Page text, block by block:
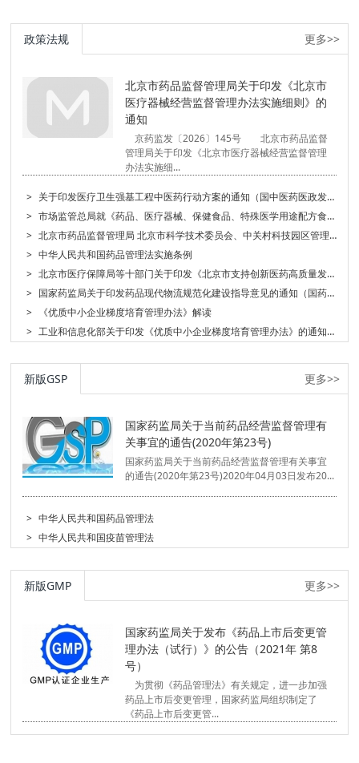
政策法规 更多>>
北京市药品监督管理局关于印发《北京市
医疗器械经营监督管理办法实施细则》的
通知
京药监发〔2026〕145号 北京市药品监督
管理局关于印发《北京市医疗器械经营监督管理
办法实施细...
> 关于印发医疗卫生强基工程中医药行动方案的通知（国中医药医政发〔2026〕6号）
> 市场监管总局就《药品、医疗器械、保健食品、特殊医学用途配方食品广告审查管理办法 （征求意见稿）》公开征求意见
> 北京市药品监督管理局 北京市科学技术委员会、中关村科技园区管理委员会 北京市卫生健康委员会 北京市经济和信息化局关于印发《北京市推进医疗器械临床创新成果转化“春雨行动”实施方案》的通知（京药监发[2026]92号）
> 中华人民共和国药品管理法实施条例
> 北京市医疗保障局等十部门关于印发《北京市支持创新医药高质量发展若干措施 （2026年）》的通知
> 国家药监局关于印发药品现代物流规范化建设指导意见的通知（国药监药管〔2026〕7号）
>
《优质中小企业梯度培育管理办法》解读
> 工业和信息化部关于印发《优质中小企业梯度培育管理办法》的通知（工信部企业〔2026〕2号）
新版GSP 更多>>
国家药监局关于当前药品经营监督管理有
关事宜的通告(2020年第23号)
国家药监局关于当前药品经营监督管理有关事宜
的通告(2020年第23号)2020年04月03日发布20...
> 中华人民共和国药品管理法
> 中华人民共和国疫苗管理法
新版GMP 更多>>
国家药监局关于发布《药品上市后变更管
理办法（试行）》的公告（2021年 第8
号）
为贯彻《药品管理法》有关规定，进一步加强
药品上市后变更管理，国家药监局组织制定了
《药品上市后变更管...